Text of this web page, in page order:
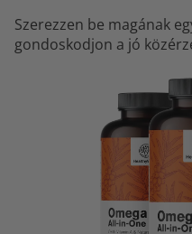
Szerezzen be magának
gondoskodjon a jó